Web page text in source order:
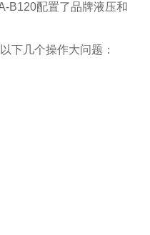
B120配置了品牌液压和
下几个操作大问题：